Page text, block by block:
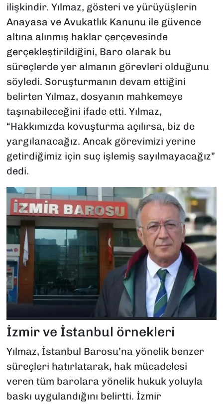
ilişkindir. Yılmaz, gösteri ve yürüyüşlerin
Anayasa ve Avukatlık Kanunu ile güvence
altına alınmış haklar çerçevesinde
gerçekleştirildiğini, Baro olarak bu
süreçlerde yer almanın görevleri olduğunu
söyledi. Soruşturmanın devam ettiğini
belirten Yılmaz, dosyanın mahkemeye
taşınabileceğini ifade etti. Yılmaz,
“Hakkımızda kovuşturma açılırsa, biz de
yargılanacağız. Ancak görevimizi yerine
getirdiğimiz için suç işlemiş sayılmayacağız”
dedi.
İzmir ve İstanbul örnekleri
Yılmaz, İstanbul Barosu’na yönelik benzer
süreçleri hatırlatarak, hak mücadelesi
veren tüm barolara yönelik hukuk yoluyla
baskı uygulandığını belirtti. İzmir